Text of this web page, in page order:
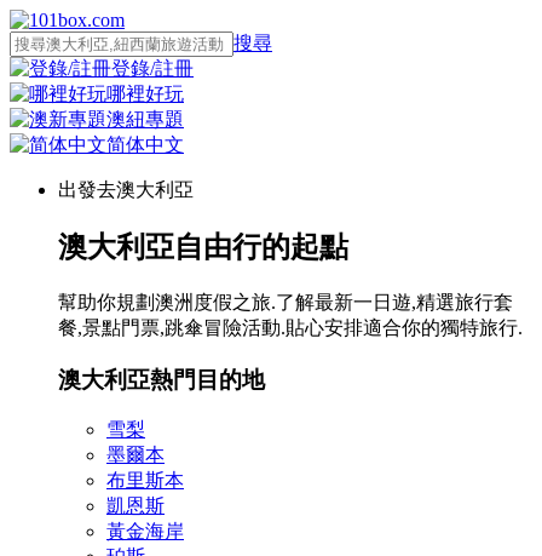
搜尋
登錄/註冊
哪裡好玩
澳紐專題
简体中文
出發去澳大利亞
澳大利亞自由行的起點
幫助你規劃澳洲度假之旅.了解最新一日遊,精選旅行套
餐,景點門票,跳傘冒險活動.貼心安排適合你的獨特旅行.
澳大利亞熱門目的地
雪梨
墨爾本
布里斯本
凱恩斯
黃金海岸